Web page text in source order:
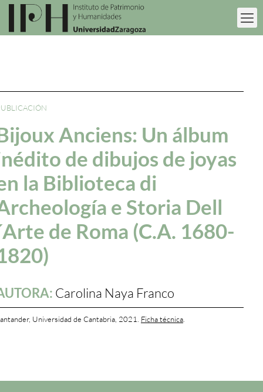
Anciens: Un álbum
de dibujos de joyas
la Biblioteca di
e Storia Dell
de Roma (C.A. 1680-
Carolina Naya Franco
Universidad de Cantabria, 2021. Ficha técnica